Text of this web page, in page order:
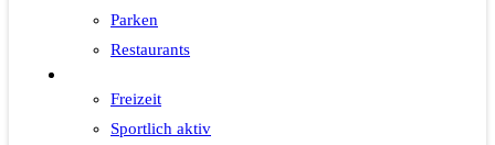
Parken
Restaurants
Freizeit
Sportlich aktiv